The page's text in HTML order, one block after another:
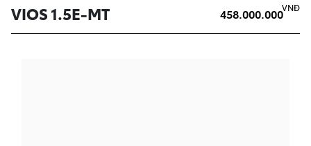
VIOS 1.5E-MT 458.000.000VNĐ